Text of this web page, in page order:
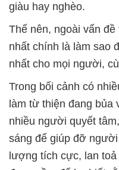
giàu hay nghèo.
Thế nên, ngoài vấn
nhất chính là làm sao
nhất cho mọi người,
Trong bối cảnh có
làm từ thiện đang bủa
nhiều người quyết
sáng để giúp đỡ
lượng tích cực, lan